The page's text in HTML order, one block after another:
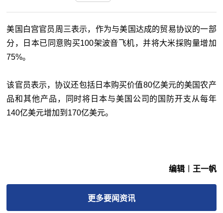
美国白宫官员周三表示，作为与美国达成的贸易协议的一部
分，日本已同意购买100架波音飞机，并将大米採购量增加
75%。
该官员表示，协议还包括日本购买价值80亿美元的美国农产
品和其他产品，同时将日本与美国公司的国防开支从每年
140亿美元增加到170亿美元。
编辑︱王一帆
更多要闻资讯